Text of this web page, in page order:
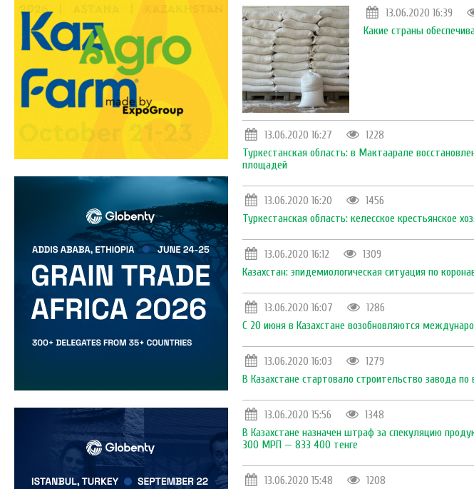
13.06.2020 16:39
Какие страны
13.06.2020 16:27
1228
Туркестанская область: в Мактаарале
площадей
13.06.2020 16:20
1456
Туркестанская область: келесское крестьянское
13.06.2020 16:12
1309
Казахстан: эпидемиологическая ситуация по
13.06.2020 16:07
1286
С 20 июня в Казахстане возобновляются
13.06.2020 16:03
1279
В Казахстане стартовало строительство завода
13.06.2020 15:56
1348
В Казахстане назначен штраф за спекуляцию
300 МРП — 833 400 тенге
13.06.2020 15:48
1208